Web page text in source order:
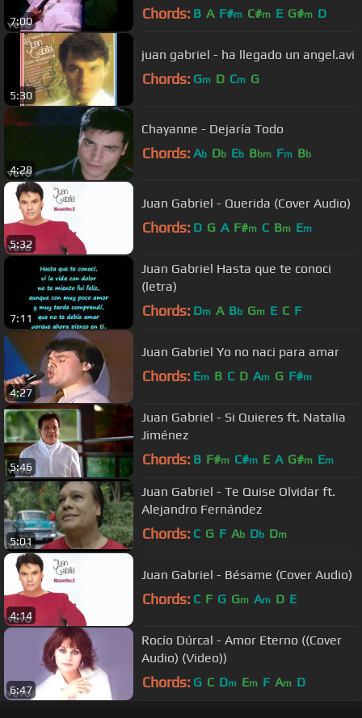
7:00
Bellas Artes])
Chords: B A F#m C#m E G#m D
5:30
juan gabriel - ha llegado un angel.avi
Chords: Gm D Cm G
4:28
Chayanne - Dejaría Todo
Chords: Ab Db Eb Bbm Fm Bb
5:32
Juan Gabriel - Querida (Cover Audio)
Chords: D G A F#m C Bm Em
7:11
Juan Gabriel Hasta que te conoci
(letra)
Chords: Dm A Bb Gm E C F
4:27
Juan Gabriel Yo no naci para amar
Chords: Em B C D Am G F#m
5:46
Juan Gabriel - Si Quieres ft. Natalia
Jiménez
Chords: B F#m C#m E A G#m Em
5:01
Juan Gabriel - Te Quise Olvidar ft.
Alejandro Fernández
Chords: C G F Ab Db Dm
4:14
Juan Gabriel - Bésame (Cover Audio)
Chords: C F G Gm Am D E
6:47
Rocío Dúrcal - Amor Eterno ((Cover
Audio) (Video))
Chords: G C Dm Em F Am D